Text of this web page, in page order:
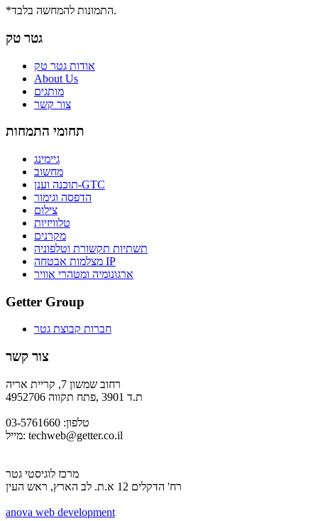
*התמונות להמחשה בלבד.
גטר טק
אודות גטר טק
About Us
מותגים
צור קשר
תחומי התמחות
גיימינג
מחשוב
תוכנה וענן-GTC
הדפסה וגימור
צילום
טלוויזיות
מקרנים
תשתיות תקשורת וטלפוניה
מצלמות אבטחה IP
ארגונומיה ומטהרי אוויר
Getter Group
חברות קבוצת גטר
צור קשר
רחוב שמשון 7, קריית אריה
ת.ד 3901 ,פתח תקווה 4952706
טלפון: 03-5761660
מייל: techweb@getter.co.il
מרכז לוגיסטי גטר
רח' הדקלים 12 א.ת. לב הארץ, ראש העין
anova web development